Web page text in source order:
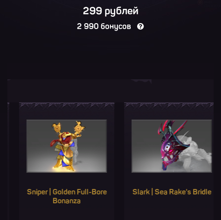
299 рублей
2 990 бонусов
| Golden Full-Bore
Slark | Sea Rake's Bridle